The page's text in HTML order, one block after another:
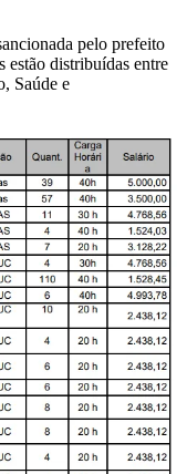
pelo prefeito
estão distribuídas entre
Saúde e